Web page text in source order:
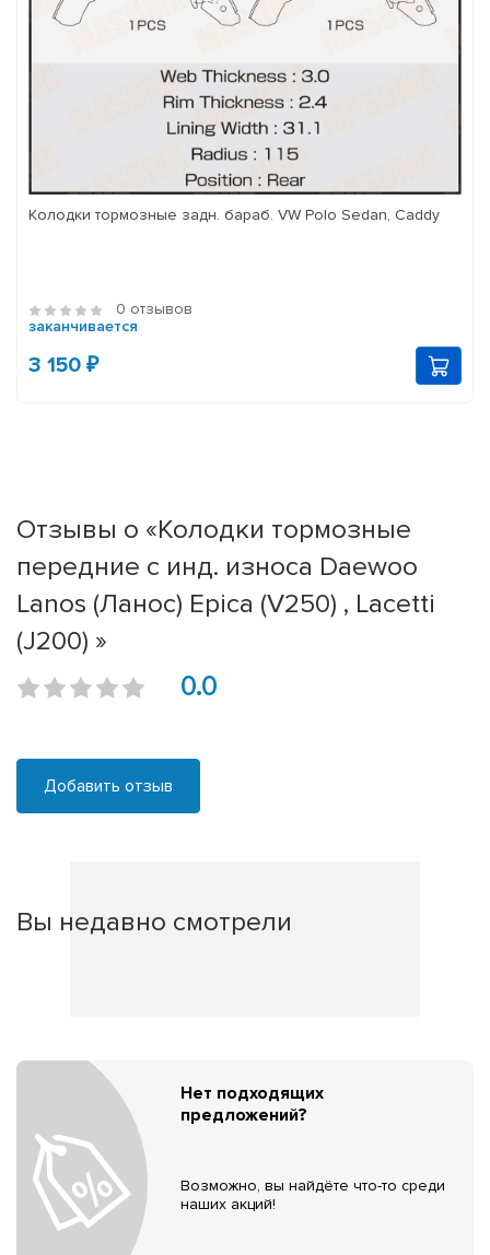
Колодки тормозные задн. бараб. VW Polo Sedan, Caddy
0 отзывов
заканчивается
3 150 ₽
Отзывы о «Колодки тормозные
передние с инд. износа Daewoo
Lanos (Ланос) Epica (V250) , Lacetti
(J200) »
0.0
Добавить отзыв
Вы недавно смотрели
Нет подходящих
предложений?
Возможно, вы найдёте что-то среди
наших акций!